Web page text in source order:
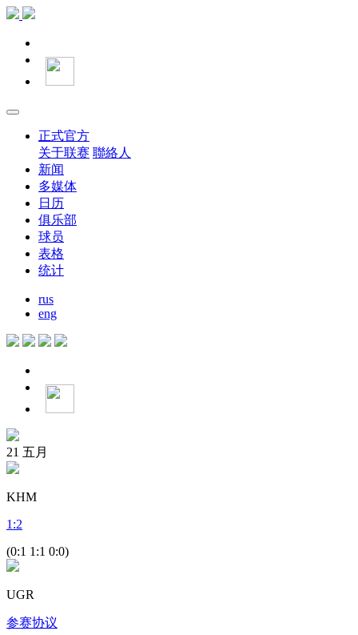
正式官方
关于联赛 聯絡人
新闻
多媒体
日历
俱乐部
球员
表格
统计
rus
eng
21 五月
KHM
1 :2
(0:1 1:1 0:0)
UGR
参赛协议